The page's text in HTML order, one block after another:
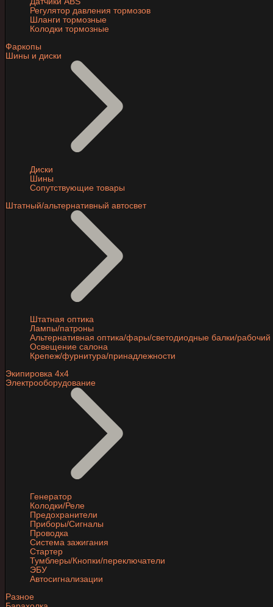
Регулятор давления тормозов
Шланги тормозные
Колодки тормозные
Фаркопы
Шины и диски
Диски
Шины
Сопутствующие товары
Штатный/альтернативный автосвет
Штатная оптика
Лампы/патроны
Альтернативная оптика/фары/светодиодные балки/рабочий
Освещение салона
Крепеж/фурнитура/принадлежности
Экипировка 4х4
Электрооборудование
Генератор
Колодки/Реле
Предохранители
Приборы/Сигналы
Проводка
Система зажигания
Стартер
Тумблеры/Кнопки/переключатели
ЭБУ
Автосигнализации
Разное